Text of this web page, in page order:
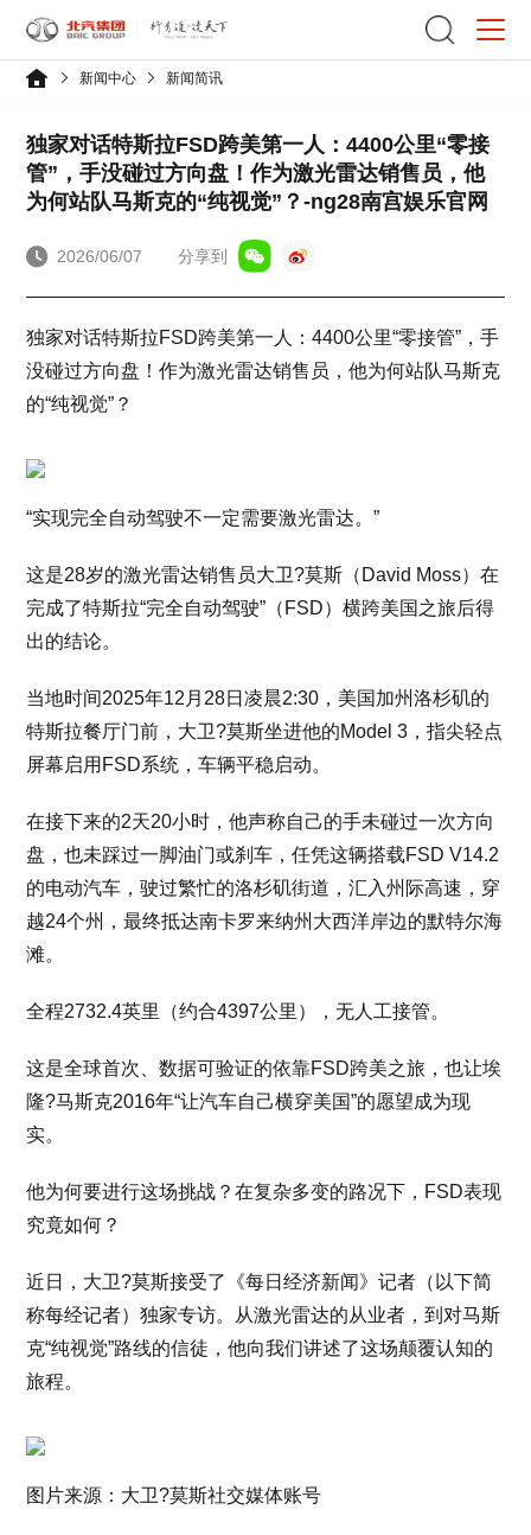
新闻中心 新闻简讯
独家对话特斯拉FSD跨美第一人：4400公里“零接
管”，手没碰过方向盘！作为激光雷达销售员，他
为何站队马斯克的“纯视觉”？-ng28南宫娱乐官网
2026/06/07 分享到
独家对话特斯拉FSD跨美第一人：4400公里“零接管”，手
没碰过方向盘！作为激光雷达销售员，他为何站队马斯克
的“纯视觉”？
“实现完全自动驾驶不一定需要激光雷达。”
这是28岁的激光雷达销售员大卫?莫斯（David Moss）在
完成了特斯拉“完全自动驾驶”（FSD）横跨美国之旅后得
出的结论。
当地时间2025年12月28日凌晨2:30，美国加州洛杉矶的
特斯拉餐厅门前，大卫?莫斯坐进他的Model 3，指尖轻点
屏幕启用FSD系统，车辆平稳启动。
在接下来的2天20小时，他声称自己的手未碰过一次方向
盘，也未踩过一脚油门或刹车，任凭这辆搭载FSD V14.2
的电动汽车，驶过繁忙的洛杉矶街道，汇入州际高速，穿
越24个州，最终抵达南卡罗来纳州大西洋岸边的默特尔海
滩。
全程2732.4英里（约合4397公里），无人工接管。
这是全球首次、数据可验证的依靠FSD跨美之旅，也让埃
隆?马斯克2016年“让汽车自己横穿美国”的愿望成为现
实。
他为何要进行这场挑战？在复杂多变的路况下，FSD表现
究竟如何？
近日，大卫?莫斯接受了《每日经济新闻》记者（以下简
称每经记者）独家专访。从激光雷达的从业者，到对马斯
克“纯视觉”路线的信徒，他向我们讲述了这场颠覆认知的
旅程。
图片来源：大卫?莫斯社交媒体账号